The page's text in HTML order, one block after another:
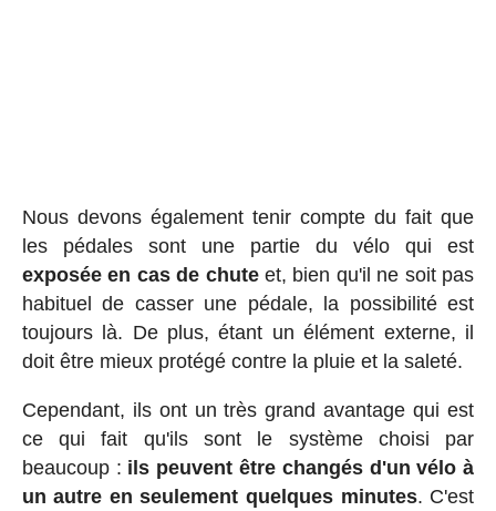
Nous devons également tenir compte du fait que
les pédales sont une partie du vélo qui est
exposée en cas de chuteet, bien qu'il ne soit pas
habituel de casser une pédale, la possibilité est
toujours là. De plus, étant un élément externe, il
doit être mieux protégé contre la pluie et la saleté.
Cependant, ils ont un très grand avantage qui est
ce qui fait qu'ils sont le système choisi par
beaucoup : ils peuvent être changés d'un vélo à
un autre en seulement quelques minutes. C'est